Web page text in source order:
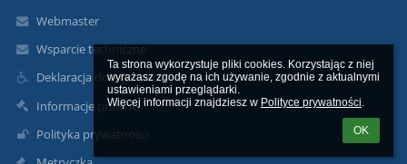
Ta strona wykorzystuje pliki cookies. Korzystając z niej
wyrażasz zgodę na ich używanie, zgodnie z aktualnymi
ustawieniami przeglądarki.
Więcej informacji znajdziesz w Polityce prywatności.
OK
Webmaster
Wsparcie techniczne
Deklaracja dostępności
Informacje prawne
Polityka prywatności